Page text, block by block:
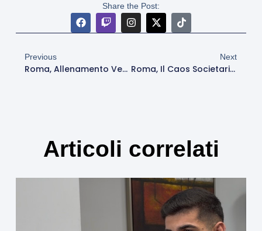
Share the Post:
Previous
Roma, Allenamento Verso Parma: Gestione Per Malen, Ancora Out Pellegrini E Dovbyk
Next
Roma, Il Caos Societario Dietro Il Mercato: Tra Nomi Sparati E Vuoto Dirigenziale
Articoli correlati